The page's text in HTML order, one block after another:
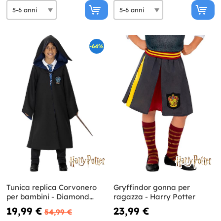
-64%
Tunica replica Corvonero
per bambini - Diamond
Edition
19,99 € 54,99 €
Gryffindor gonna per
ragazza - Harry Potter
23,99 €